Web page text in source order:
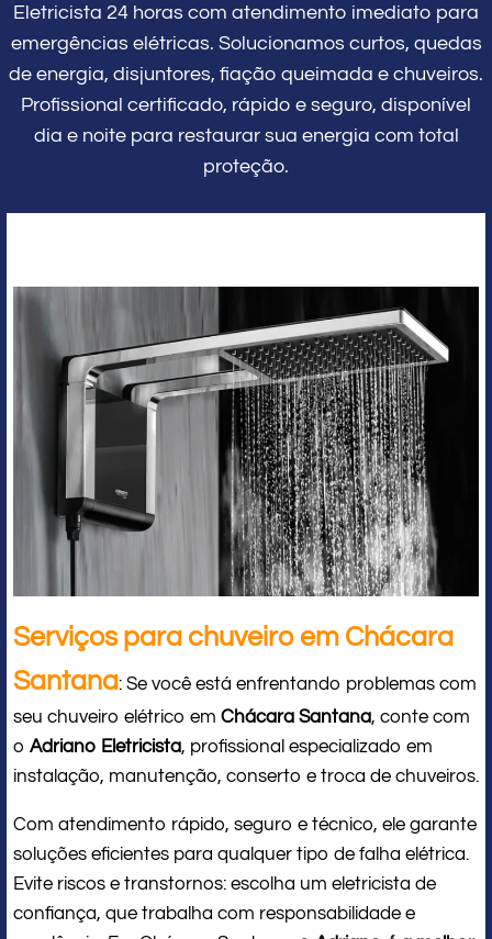
Eletricista 24 horas com atendimento imediato para
emergências elétricas. Solucionamos curtos, quedas
de energia, disjuntores, fiação queimada e chuveiros.
Profissional certificado, rápido e seguro, disponível
dia e noite para restaurar sua energia com total
proteção.
Serviços para chuveiro em Chácara
Santana: Se você está enfrentando problemas com
seu chuveiro elétrico em Chácara Santana, conte com
o Adriano Eletricista, profissional especializado em
instalação, manutenção, conserto e troca de chuveiros.
Com atendimento rápido, seguro e técnico, ele garante
soluções eficientes para qualquer tipo de falha elétrica.
Evite riscos e transtornos: escolha um eletricista de
confiança, que trabalha com responsabilidade e